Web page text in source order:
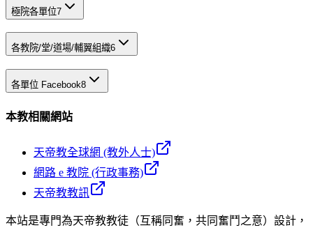
極院各單位7
各教院/堂/道場/輔翼組織6
各單位 Facebook8
本教相關網站
天帝教全球網 (教外人士)
網路 e 教院 (行政事務)
天帝教教訊
本站是專門為天帝教教徒（互稱同奮，共同奮鬥之意）設計，